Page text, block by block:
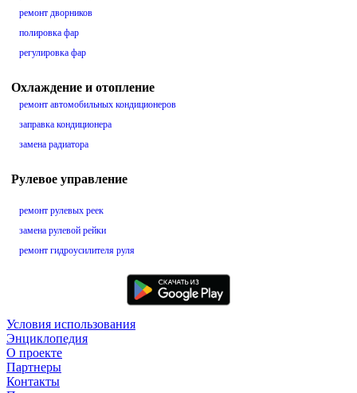
ремонт дворников
полировка фар
регулировка фар
Охлаждение и отопление
ремонт автомобильных кондиционеров
заправка кондиционера
замена радиатора
Рулевое управление
ремонт рулевых реек
замена рулевой рейки
ремонт гидроусилителя руля
Условия использования
Энциклопедия
О проекте
Партнеры
Контакты